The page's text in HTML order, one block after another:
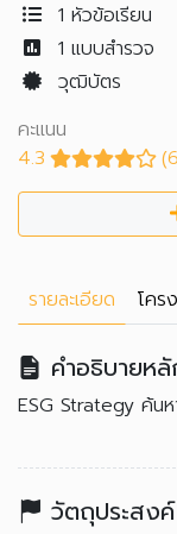
1 หัวข้อเรียน
1 แบบสำรวจ
วุฒิบัตร
คะแนน
4.3
รายละเอียด โคร
คำอธิบายห
ESG Strategy ค้น
วัตถุประสงค์